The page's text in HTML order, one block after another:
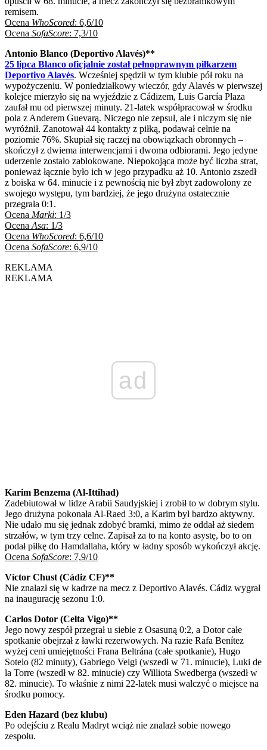
remisem.
Ocena WhoScored: 6,6/10
Ocena SofaScore: 7,3/10
Antonio Blanco (Deportivo Alavés)**
25 lipca Blanco oficjalnie został pełnoprawnym piłkarzem
Deportivo Alavés. Wcześniej spędził w tym klubie pół roku na
wypożyczeniu. W poniedziałkowy wieczór, gdy Alavés w pierwszej
kolejce mierzyło się na wyjeździe z Cádizem, Luis García Plaza
zaufał mu od pierwszej minuty. 21-latek współpracował w środku
pola z Anderem Guevarą. Niczego nie zepsuł, ale i niczym się nie
wyróżnił. Zanotował 44 kontakty z piłką, podawał celnie na
poziomie 76%. Skupiał się raczej na obowiązkach obronnych –
skończył z dwiema interwencjami i dwoma odbiorami. Jego jedyne
uderzenie zostało zablokowane. Niepokojąca może być liczba strat,
ponieważ łącznie było ich w jego przypadku aż 10. Antonio zszedł
z boiska w 64. minucie i z pewnością nie był zbyt zadowolony ze
swojego występu, tym bardziej, że jego drużyna ostatecznie
przegrała 0:1.
Ocena Marki: 1/3
Ocena Asa: 1/3
Ocena WhoScored: 6,6/10
Ocena SofaScore: 6,9/10
REKLAMA
REKLAMA
ad
Karim Benzema (Al-Ittihad)
Zadebiutował w lidze Arabii Saudyjskiej i zrobił to w dobrym stylu.
Jego drużyna pokonała Al-Raed 3:0, a Karim był bardzo aktywny.
Nie udało mu się jednak zdobyć bramki, mimo że oddał aż siedem
strzałów, w tym trzy celne. Zapisał za to na konto asystę, bo to on
podał piłkę do Hamdallaha, który w ładny sposób wykończył akcję.
Ocena SofaScore: 7,9/10
Víctor Chust (Cádiz CF)**
Nie znalazł się w kadrze na mecz z Deportivo Alavés. Cádiz wygrał
na inaugurację sezonu 1:0.
Carlos Dotor (Celta Vigo)**
Jego nowy zespół przegrał u siebie z Osasuną 0:2, a Dotor całe
spotkanie obejrzał z ławki rezerwowych. Na razie Rafa Benítez
wyżej ceni umiejętności Frana Beltrána (całe spotkanie), Hugo
Sotelo (82 minuty), Gabriego Veigi (wszedł w 71. minucie), Luki de
la Torre (wszedł w 82. minucie) czy Williota Swedberga (wszedł w
82. minucie). To właśnie z nimi 22-latek musi walczyć o miejsce na
środku pomocy.
Eden Hazard (bez klubu)
Po odejściu z Realu Madryt wciąż nie znalazł sobie nowego
zespołu.